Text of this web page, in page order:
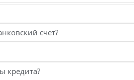
счет?
кредита?